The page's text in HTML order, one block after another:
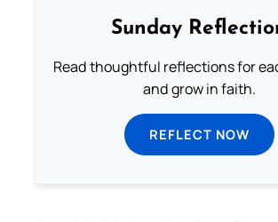
Sunday
Read thoughtful reflections for
and grow in faith.
REFLECT NOW